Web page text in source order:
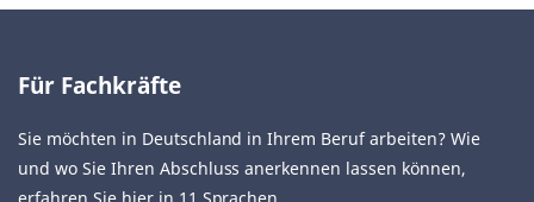
Für Fachkräfte
Sie möchten in Deutschland in Ihrem Beruf arbeiten? Wie
und wo Sie Ihren Abschluss anerkennen lassen können,